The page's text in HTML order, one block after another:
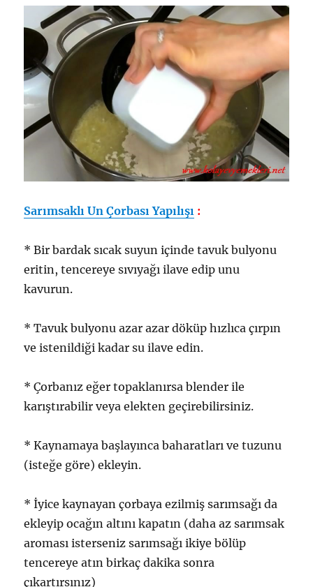
Sarımsaklı Un Çorbası Yapılışı :
* Bir bardak sıcak suyun içinde tavuk bulyonu
eritin, tencereye sıvıyağı ilave edip unu
kavurun.
* Tavuk bulyonu azar azar döküp hızlıca çırpın
ve istenildiği kadar su ilave edin.
* Çorbanız eğer topaklanırsa blender ile
karıştırabilir veya elekten geçirebilirsiniz.
* Kaynamaya başlayınca baharatları ve tuzunu
(isteğe göre) ekleyin.
* İyice kaynayan çorbaya ezilmiş sarımsağı da
ekleyip ocağın altını kapatın (daha az sarımsak
aroması isterseniz sarımsağı ikiye bölüp
tencereye atın birkaç dakika sonra
çıkartırsınız)